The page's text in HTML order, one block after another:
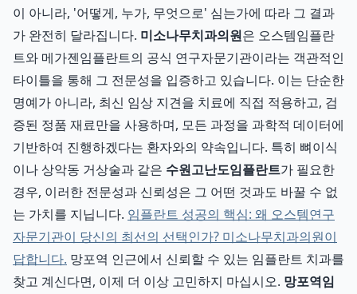
이 아니라, '어떻게, 누가, 무엇으로' 심는가에 따라 그 결과
가 완전히 달라집니다. 미소나무치과의원은 오스템임플란
트와 메가젠임플란트의 공식 연구자문기관이라는 객관적인
타이틀을 통해 그 전문성을 입증하고 있습니다. 이는 단순한
명예가 아니라, 최신 임상 지견을 치료에 직접 적용하고, 검
증된 정품 재료만을 사용하며, 모든 과정을 과학적 데이터에
기반하여 진행하겠다는 환자와의 약속입니다. 특히 뼈이식
이나 상악동 거상술과 같은 수원고난도임플란트가 필요한
경우, 이러한 전문성과 신뢰성은 그 어떤 것과도 바꿀 수 없
는 가치를 지닙니다. 임플란트 성공의 핵심: 왜 오스템연구
자문기관이 당신의 최선의 선택인가? 미소나무치과의원이
답합니다. 망포역 인근에서 신뢰할 수 있는 임플란트 치과를
찾고 계신다면, 이제 더 이상 고민하지 마십시오. 망포역임